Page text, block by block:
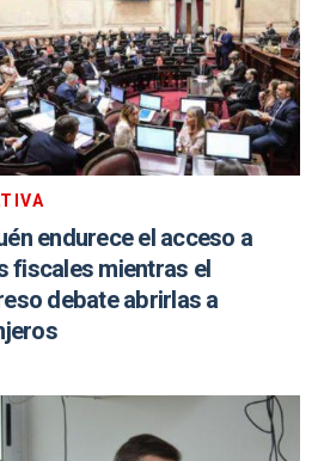
endurece el acceso a
fiscales mientras el
debate abrirlas a